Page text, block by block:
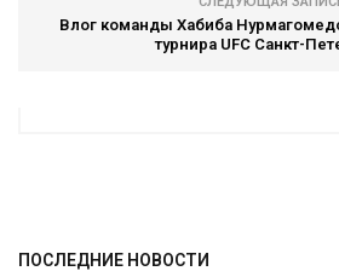
Влог команды Хабиба
турнира UFC Санкт-
ПОСЛЕДНИЕ НОВОСТИ